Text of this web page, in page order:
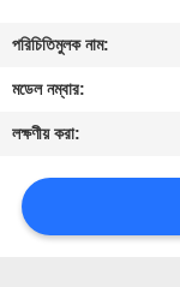
গুণমান
নিয়ন্ত্রণ
আমাদের
সাথে
পরিচিতিমুলক নাম:
মডেল নম্বার:
লক্ষণীয় করা: